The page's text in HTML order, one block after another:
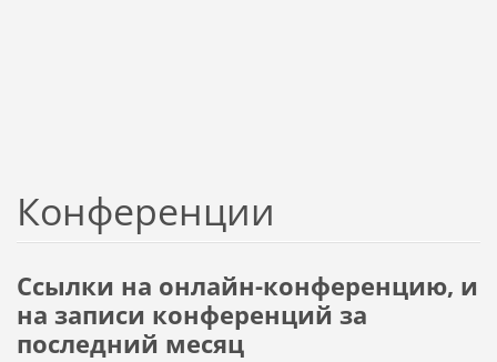
Конференции
Ссылки на онлайн-конференцию, и
на записи конференций за
последний месяц